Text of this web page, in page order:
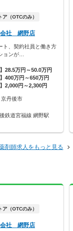
ア（OTCのみ）
会社 網野店
ト、契約社員と働き方
ョンが…
】28.5万円～50.0万円
】400万円～650万円
】2,000円～2,300円
丹後市
鉄道宮福線 網野駅
剤師求人をもっと見る
ア（OTCのみ）
会社 網野店